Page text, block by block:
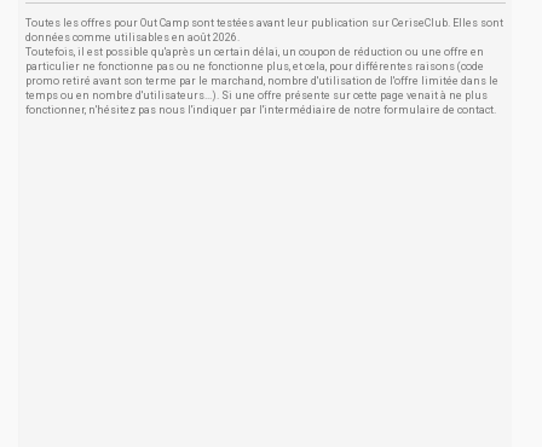
Toutes les offres pour Out Camp sont testées avant leur publication sur CeriseClub. Elles sont
données comme utilisables en août 2026.
Toutefois, il est possible qu'après un certain délai, un coupon de réduction ou une offre en
particulier ne fonctionne pas ou ne fonctionne plus, et cela, pour différentes raisons (code
promo retiré avant son terme par le marchand, nombre d'utilisation de l'offre limitée dans le
temps ou en nombre d'utilisateurs...). Si une offre présente sur cette page venait à ne plus
fonctionner, n'hésitez pas nous l'indiquer par l'intermédiaire de notre formulaire de contact.